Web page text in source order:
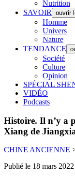
Nutrition
SAVOIR
ouvrir
Homme
Univers
Nature
TENDANCE
Société
Culture
Opinion
SPÉCIAL
VIDÉO
Podcasts
Histoire. Il n’y a
Xiang de
CHINE ANCIENNE
Publié le 18 mars 2022